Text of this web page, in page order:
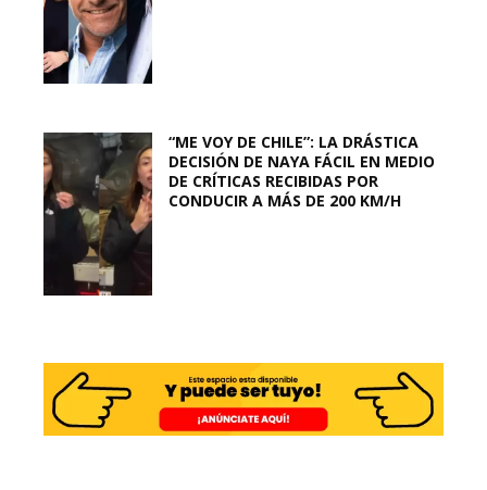
“ME VOY DE CHILE”: LA DRÁSTICA
DECISIÓN DE NAYA FÁCIL EN MEDIO
DE CRÍTICAS RECIBIDAS POR
CONDUCIR A MÁS DE 200 KM/H